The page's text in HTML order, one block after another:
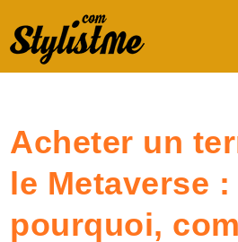
Acheter un
le Metaverse :
pourquoi,